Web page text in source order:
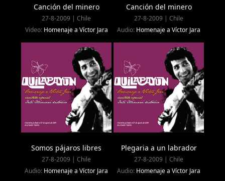
Canción del minero
27-8-2009 | Chile
Video: Homenaje a Víctor Jara
Canción del minero
27-8-2009 | Chile
Audio: Homenaje a Víctor Jara
Somos pájaros libres
27-8-2009 | Chile
Audio: Homenaje a Víctor Jara
Plegaria a un labrador
27-8-2009 | Chile
Audio: Homenaje a Víctor Jara